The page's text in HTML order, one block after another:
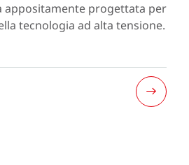
appositamente progettata per
tecnologia ad alta tensione.